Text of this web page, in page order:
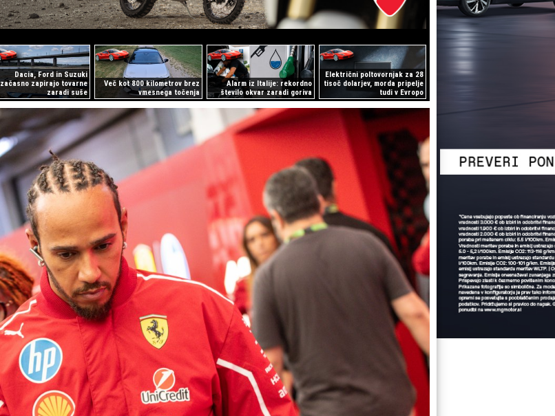
Dacia, Ford in Suzuki
začasno zapirajo tovarne
zaradi suše
Več kot 800 kilometrov brez
vmesnega točenja
Alarm iz Italije: rekordno
število okvar zaradi goriva
Električni poltovornjak za 28
tisoč dolarjev, morda pripelje
tudi v Evropo